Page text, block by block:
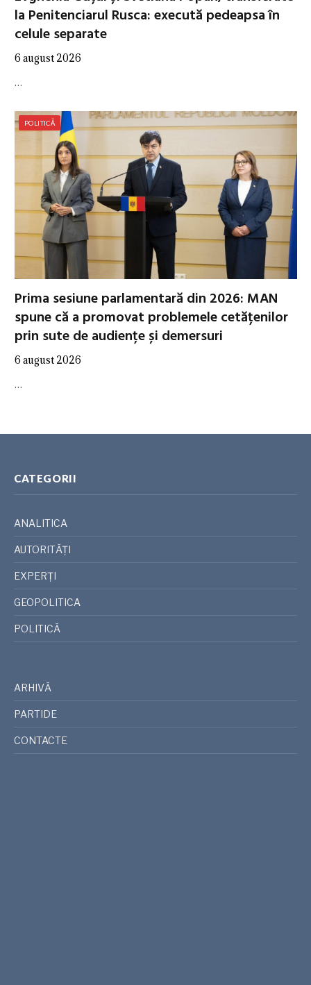
la Penitenciarul Rusca: execută pedeapsa în
celule separate
6 august 2026
…
POLITICĂ
Prima sesiune parlamentară din 2026: MAN
spune că a promovat problemele cetățenilor
prin sute de audiențe și demersuri
6 august 2026
…
CATEGORII
ANALITICA
AUTORITĂȚI
EXPERȚI
GEOPOLITICA
POLITICĂ
ARHIVĂ
PARTIDE
CONTACTE